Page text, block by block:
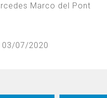
Marco del Pont
03/07/2020